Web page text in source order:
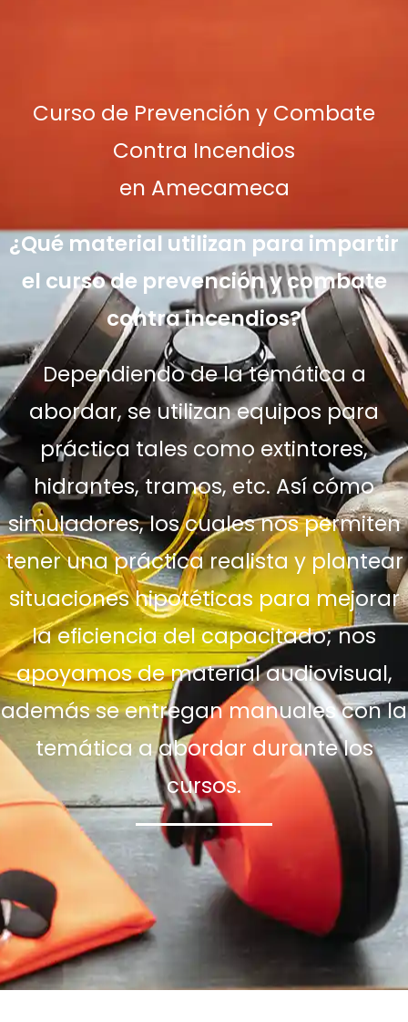
Curso de Prevención y Combate
Contra Incendios
en Amecameca
¿Qué material utilizan para impartir
el curso de prevención y combate
contra incendios?
Dependiendo de la temática a
abordar, se utilizan equipos para
práctica tales como extintores,
hidrantes, tramos, etc. Así cómo
simuladores, los cuales nos permiten
tener una práctica realista y plantear
situaciones hipotéticas para mejorar
la eficiencia del capacitado; nos
apoyamos de material audiovisual,
además se entregan manuales con la
temática a abordar durante los
cursos.